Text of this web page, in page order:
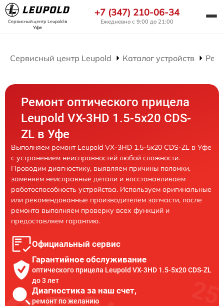
Сервисный центр Leupoldв
Уфе
+7 (347) 210-06-34
Ежедневно с 9:00 до 21:00
Сервисный центр Leupold Каталог устройств
Ремонт оптического прицела
Leupold VX-3HD 1.5-5x20 CDS-
ZL в Уфе
Выполняем ремонт Leupold VX-3HD 1.5-5x20 CDS-ZL в Уфе
с устранением неисправностей любой сложности.
Проводим диагностику, выявляем причины поломки,
заменяем неисправные детали и восстанавливаем
работоспособность устройства. Используем оригинальные
или рекомендованные производителем запчасти, после
ремонта выполняем проверку всех функций и
предоставляем гарантию.
Официальный сервис
Гарантийное обслуживание
оптического прицела Leupold VX-3HD 1.5-5x20 CDS-ZL
до 3 лет
Диагностика за наш счет,
ремонт по желанию